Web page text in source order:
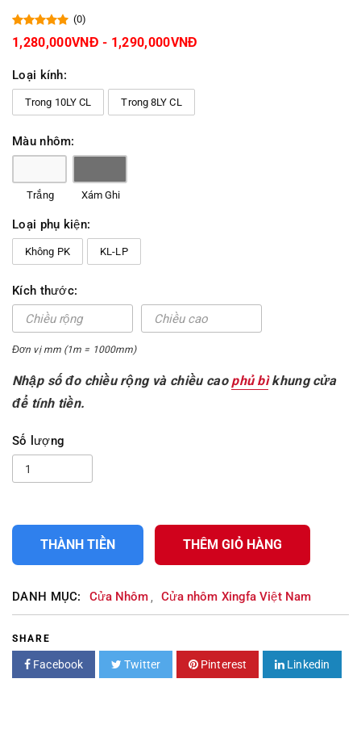
(0)
1,280,000VNĐ - 1,290,000VNĐ
Loại kính:
Trong 10LY CL Trong 8LY CL
Màu nhôm:
Trắng Xám Ghi
Loại phụ kiện:
Không PK KL-LP
Kích thước:
Đơn vị mm (1m = 1000mm)
Nhập số đo chiều rộng và chiều cao phủ bìkhung cửa
để tính tiền.
Số lượng
THÀNH TIỀN THÊM GIỎ HÀNG
DANH MỤC: Cửa Nhôm, Cửa nhôm Xingfa Việt Nam
SHARE
Facebook Twitter Pinterest Linkedin